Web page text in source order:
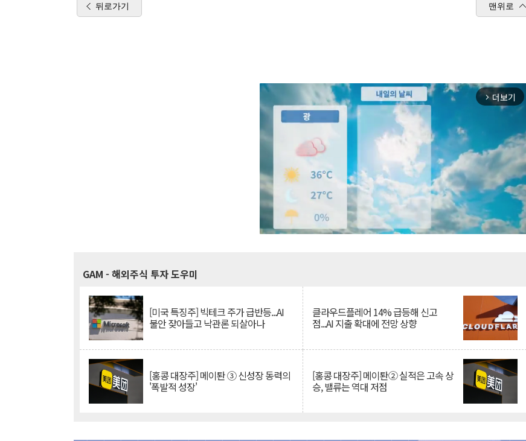
뒤로가기 맨위로
arrow_forward_ios 더보기
GAM - 해외주식 투자 도우미
[미국 특징주] 빅테크 주가 급반등...AI
불안 잦아들고 낙관론 되살아나
클라우드플레어 14% 급등해 신고
점...AI 지출 확대에 전망 상향
[홍콩 대장주] 메이퇀 ③ 신성장 동력의
'폭발적 성장'
[홍콩 대장주] 메이퇀② 실적은 고속 상
승, 밸류는 역대 저점